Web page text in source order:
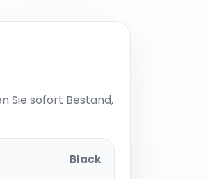
Sie sofort Bestand,
Black